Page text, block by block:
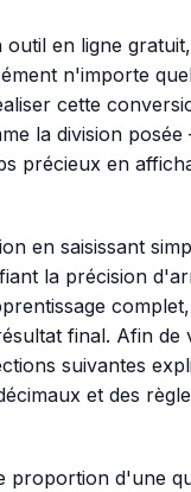
en ligne gratuit,
n'importe
cette
la division
précieux en
en saisissant
la précision
final. Afin de
suivantes
et des
proportion d'une